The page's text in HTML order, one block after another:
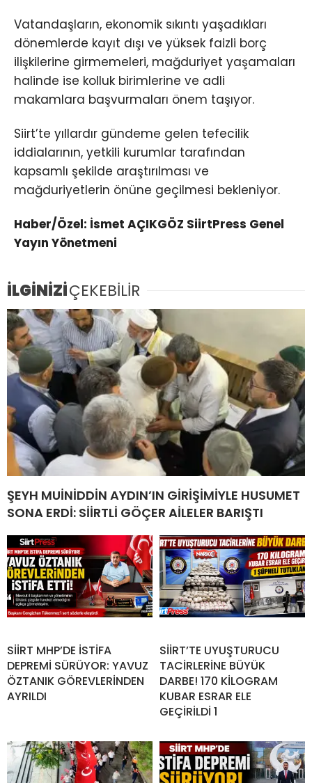
Vatandaşların, ekonomik sıkıntı yaşadıkları
dönemlerde kayıt dışı ve yüksek faizli borç
ilişkilerine girmemeleri, mağduriyet yaşamaları
halinde ise kolluk birimlerine ve adli
makamlara başvurmaları önem taşıyor.
Siirt’te yıllardır gündeme gelen tefecilik
iddialarının, yetkili kurumlar tarafından
kapsamlı şekilde araştırılması ve
mağduriyetlerin önüne geçilmesi bekleniyor.
Haber/Özel: İsmet AÇIKGÖZ SiirtPress Genel
Yayın Yönetmeni
İLGİNİZİÇEKEBİLİR
ŞEYH MUİNİDDİN AYDIN’IN GİRİŞİMİYLE HUSUMET
SONA ERDİ: SİİRTLİ GÖÇER AİLELER BARIŞTI
SİİRT MHP’DE İSTİFA
DEPREMİ SÜRÜYOR: YAVUZ
ÖZTANIK GÖREVLERİNDEN
AYRILDI
SİİRT’TE UYUŞTURUCU
TACİRLERİNE BÜYÜK
DARBE! 170 KİLOGRAM
KUBAR ESRAR ELE
GEÇİRİLDİ 1